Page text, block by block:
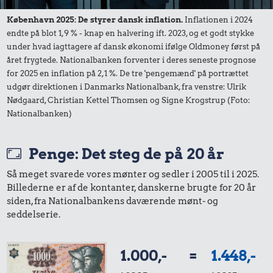
11 kr.
1 kg sukker
19 kr.
Hotdog 4,14 kr.
Æble
Syltede
rødbeder
1 dåse suppe
flæskesvær
København 2025: De styrer dansk inflation. Inflationen i 2024
endte på blot 1,9 % - knap en halvering ift. 2023, og et godt stykke
under hvad iagttagere af dansk økonomi ifølge Oldmoney først på
året frygtede. Nationalbanken forventer i deres seneste prognose
for 2025 en inflation på 2,1 %. De tre 'pengemænd' på portrættet
udgør direktionen i Danmarks Nationalbank, fra venstre: Ulrik
Nødgaard, Christian Kettel Thomsen og Signe Krogstrup (Foto:
Nationalbanken)
Penge: Det steg de på 20 år
Så meget svarede vores mønter og sedler i 2005 til i 2025.
Billederne er af de kontanter, danskerne brugte for 20 år
siden, fra Nationalbankens daværende mønt- og
seddelserie.
1.000,- = 1.448,-